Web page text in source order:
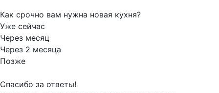
Как срочно вам нужна новая кухня?
Уже сейчас
Через месяц
Через 2 месяца
Позже
Спасибо за ответы!